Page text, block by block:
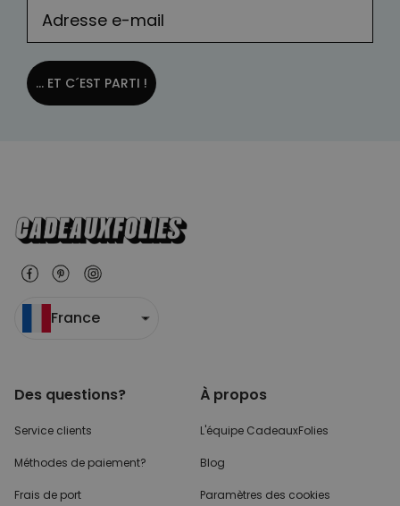
... ET C´EST PARTI !
France
Des questions?
Service clients
Méthodes de paiement?
Frais de port
À propos
L'équipe CadeauxFolies
Blog
Paramètres des cookies